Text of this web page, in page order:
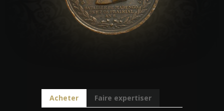
Acheter Faire expertiser